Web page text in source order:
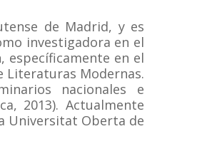
de Madrid, y es
investigadora en el
específicamente en el
Literaturas Modernas.
nacionales e
2013). Actualmente
Universitat Oberta de